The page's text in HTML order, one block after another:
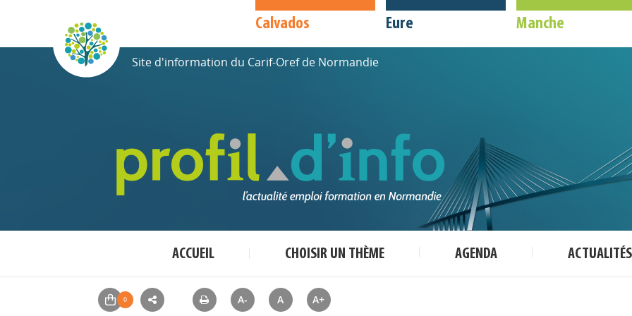
Calvados Eure Manche
Site d'information du Carif-Oref de Normandie
ACCUEIL CHOISIR UN THÈME AGENDA ACTUALITÉS
A- A A+